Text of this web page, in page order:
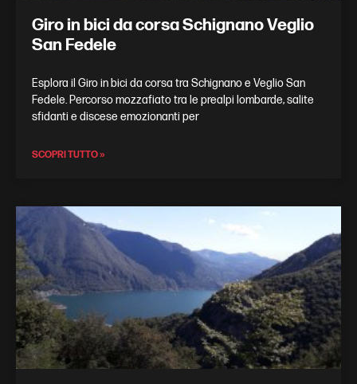
Giro in bici da corsa Schignano Veglio
San Fedele
Esplora il Giro in bici da corsa tra Schignano e Veglio San
Fedele. Percorso mozzafiato tra le prealpi lombarde, salite
sfidanti e discese emozionanti per
SCOPRI TUTTO »